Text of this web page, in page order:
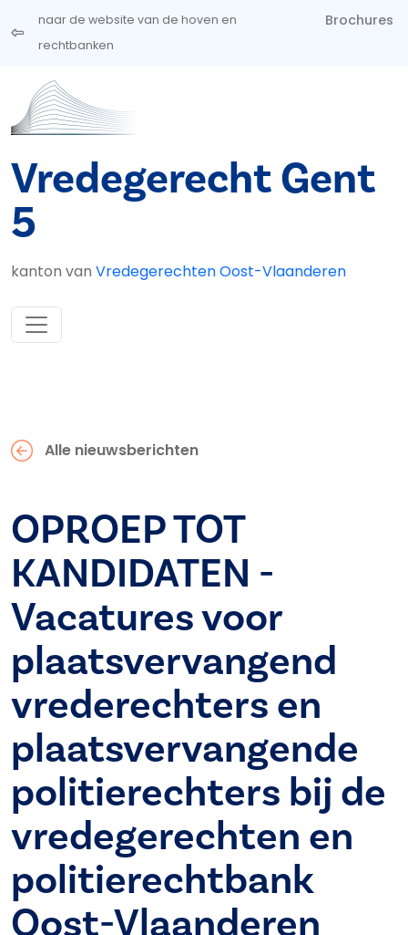
Overslaan en naar de inhoud gaan
naar de website van de hoven en
rechtbanken
Brochures
Vredegerecht Gent
5
kanton van Vredegerechten Oost-Vlaanderen
Alle nieuwsberichten
OPROEP TOT
KANDIDATEN -
Vacatures voor
plaatsvervangend
vrederechters en
plaatsvervangende
politierechters bij de
vredegerechten en
politierechtbank
Oost-Vlaanderen